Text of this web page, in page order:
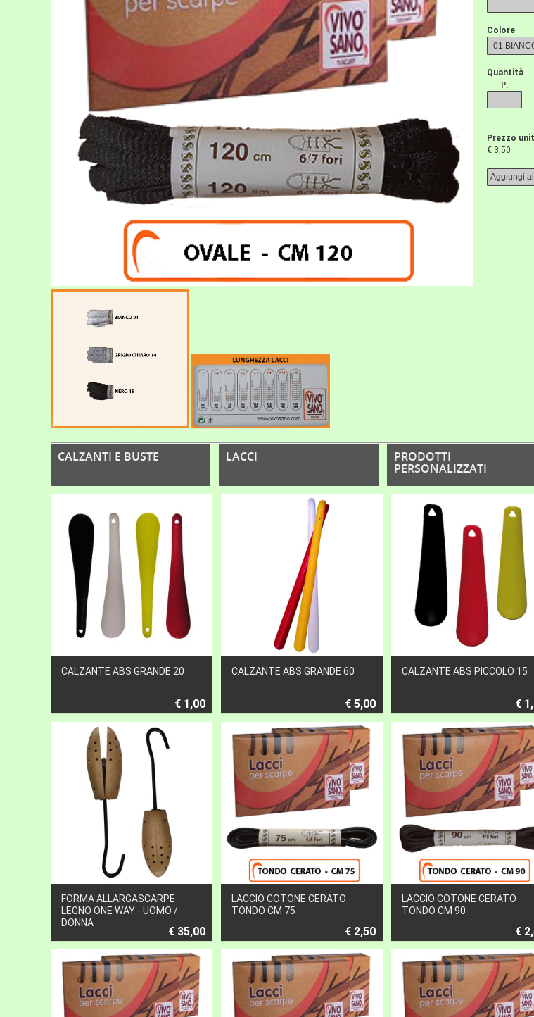
Colore
Quantità
P.
Prezzo
€ 3,50
CALZANTI E BUSTE LACCI PRODOTTI
PERSONALIZZATI
CALZANTE ABS GRANDE 20
€ 1,00
CALZANTE ABS GRANDE 60
€ 5,00
CALZANTE ABS PICCOLO 15
€
FORMA ALLARGASCARPE
LEGNO ONE WAY - UOMO /
DONNA
€ 35,00
LACCIO COTONE CERATO
TONDO CM 75
€ 2,50
LACCIO COTONE CERATO
TONDO CM 90
€